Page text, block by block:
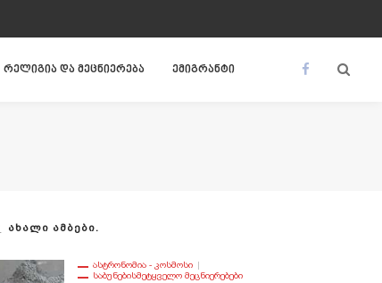
რელიგია და მეცნიერება ემიგრანტი
ᲐᲮᲐᲚᲘ ᲐᲛᲑᲔᲑᲘ.
ᲐᲡᲢᲠᲝᲜᲝᲛᲘᲐ - ᲙᲝᲡᲛᲝᲡᲘ
ᲡᲐᲑᲣᲜᲔᲑᲘᲡᲛᲔᲢᲧᲕᲔᲚᲝ ᲛᲔᲪᲜᲘᲔᲠᲔᲑᲔᲑᲘ